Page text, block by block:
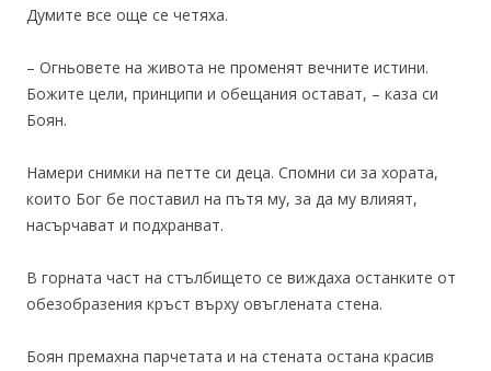
Думите все още се четяха.
– Огньовете на живота не променят вечните истини.
Божите цели, принципи и обещания остават, – каза си
Боян.
Намери снимки на петте си деца. Спомни си за хората,
които Бог бе поставил на пътя му, за да му влияят,
насърчават и подхранват.
В горната част на стълбището се виждаха останките от
обезобразения кръст върху овъглената стена.
Боян премахна парчетата и на стената остана красив